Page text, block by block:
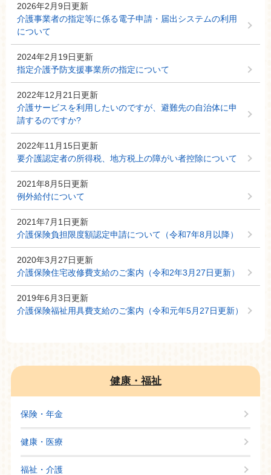
2026年2月9日更新
介護事業者の指定等に係る電子申請・届出システムの利用
について
2024年2月19日更新
指定介護予防支援事業所の指定について
2022年12月21日更新
介護サービスを利用したいのですが、避難先の自治体に申
請するのですか?
2022年11月15日更新
要介護認定者の所得税、地方税上の障がい者控除について
2021年8月5日更新
例外給付について
2021年7月1日更新
介護保険負担限度額認定申請について（令和7年8月以降）
2020年3月27日更新
介護保険住宅改修費支給のご案内（令和2年3月27日更新）
2019年6月3日更新
介護保険福祉用具費支給のご案内（令和元年5月27日更新）
健康・福祉
保険・年金
健康・医療
福祉・介護